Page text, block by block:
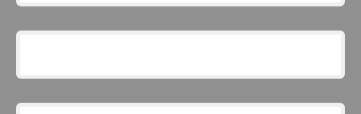
IGRA
IGRAČE ZA NAJMLAJŠE
IGRAČE ZA DEKLICE